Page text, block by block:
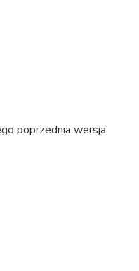
poprzednia wersja